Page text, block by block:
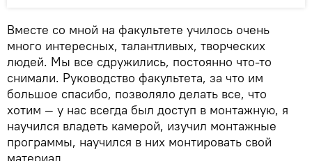
Вместе со мной на факультете училось очень
много интересных, талантливых, творческих
людей. Мы все сдружились, постоянно что-то
снимали. Руководство факультета, за что им
большое спасибо, позволяло делать все, что
хотим — у нас всегда был доступ в монтажную, я
научился владеть камерой, изучил монтажные
программы, научился в них монтировать свой
материал.